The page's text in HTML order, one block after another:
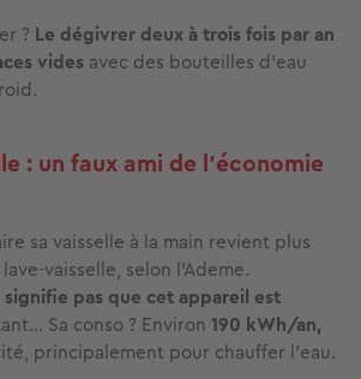
? Le dégivrer deux à trois fois par an
vides avec des bouteilles d’eau
: un faux ami de l’économie
sa vaisselle à la main revient plus
vaisselle, selon l’Ademe.
signifie pas que cet appareil est
Sa conso ? Environ 190 kWh/an,
principalement pour chauffer l’eau.